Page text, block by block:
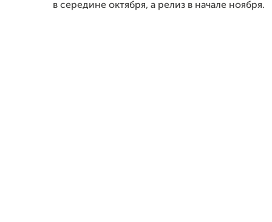
в середине октября, а релиз в начале ноября.